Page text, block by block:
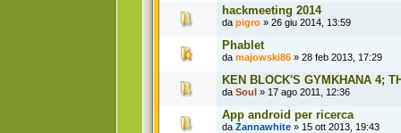
hackmeeting 2014
da pigro » 26 giu 2014, 13:59
Phablet
da majowski86 » 28 feb 2013, 17:29
KEN BLOCK'S GYMKHANA 4;
da Soul » 17 ago 2011, 12:36
App android per ricerca
da Zannawhite » 15 ott 2013, 19:43